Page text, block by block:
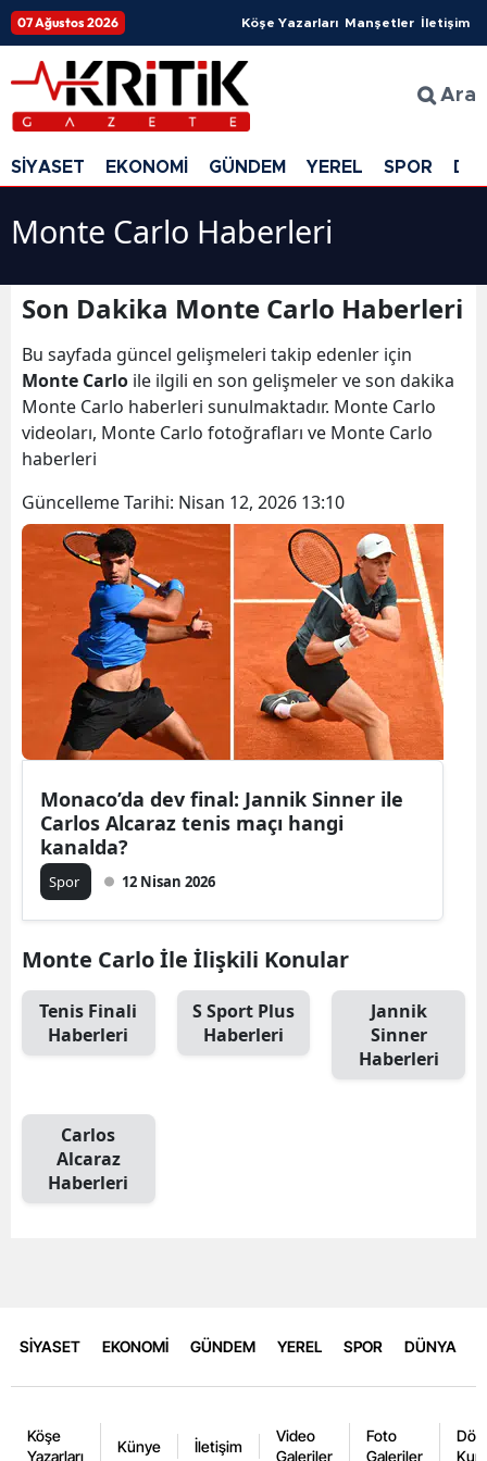
07 Ağustos 2026 Köşe Yazarları Manşetler İletişim
Ara
SİYASET EKONOMİ GÜNDEM YEREL SPOR
Monte Carlo Haberleri
Son Dakika Monte Carlo Haberleri
Bu sayfada güncel gelişmeleri takip edenler için
Monte Carlo ile ilgili en son gelişmeler ve son dakika
Monte Carlo haberleri sunulmaktadır. Monte Carlo
videoları, Monte Carlo fotoğrafları ve Monte Carlo
haberleri
Güncelleme Tarihi: Nisan 12, 2026 13:10
Monaco’da dev final: Jannik Sinner ile
Carlos Alcaraz tenis maçı hangi
kanalda?
Spor 12 Nisan 2026
Monte Carlo İle İlişkili Konular
Tenis Finali
Haberleri
S Sport Plus
Haberleri
Jannik
Sinner
Haberleri
Carlos
Alcaraz
Haberleri
SİYASET EKONOMİ GÜNDEM YEREL SPOR DÜNYA
Köşe
Yazarları
Künye İletişim
Video
Galeriler
Foto
Galeriler